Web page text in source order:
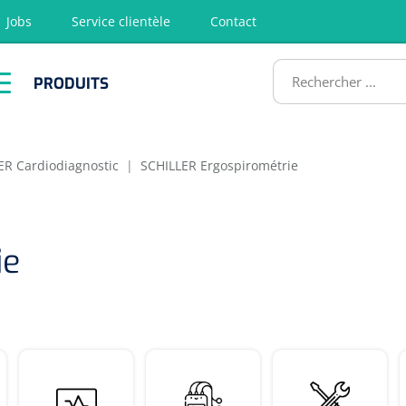
Jobs Service clientèle Contact
PRODUITS
Réanimation
Cardiodiagnostic | SCHILLER Ergospirométrie